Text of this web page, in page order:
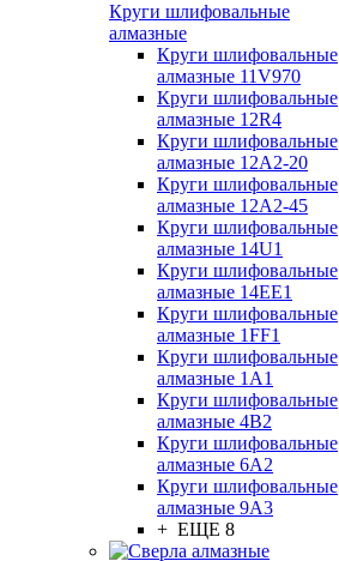
Круги шлифовальные
алмазные
Круги шлифовальные
алмазные 11V970
Круги шлифовальные
алмазные 12R4
Круги шлифовальные
алмазные 12А2-20
Круги шлифовальные
алмазные 12А2-45
Круги шлифовальные
алмазные 14U1
Круги шлифовальные
алмазные 14ЕЕ1
Круги шлифовальные
алмазные 1FF1
Круги шлифовальные
алмазные 1А1
Круги шлифовальные
алмазные 4В2
Круги шлифовальные
алмазные 6A2
Круги шлифовальные
алмазные 9А3
+ ЕЩЕ 8